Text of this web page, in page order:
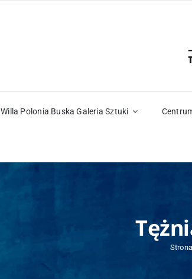
Willa Polonia Buska Galeria Sztuki